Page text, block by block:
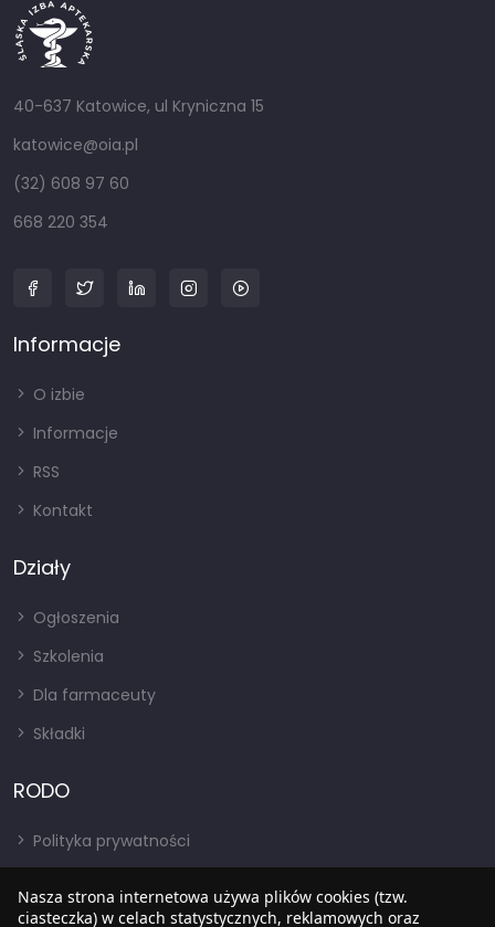
40-637 Katowice, ul Kryniczna 15
katowice@oia.pl
(32) 608 97 60
668 220 354
Informacje
O izbie
Informacje
RSS
Kontakt
Działy
Ogłoszenia
Szkolenia
Dla farmaceuty
Składki
RODO
Polityka prywatności
RODO
Nasza strona internetowa używa plików cookies (tzw.
ciasteczka) w celach statystycznych, reklamowych oraz